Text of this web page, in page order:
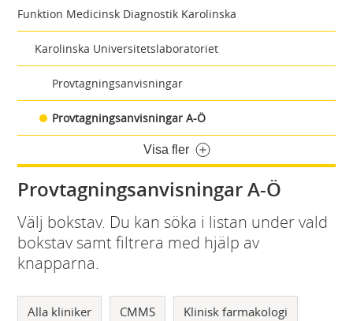
Funktion Medicinsk Diagnostik Karolinska
Karolinska Universitetslaboratoriet
Provtagningsanvisningar
Provtagningsanvisningar A-Ö
Visa fler
Provtagningsanvisningar A-Ö
Välj bokstav. Du kan söka i listan under vald
bokstav samt filtrera med hjälp av
knapparna.
Alla kliniker CMMS Klinisk farmakologi